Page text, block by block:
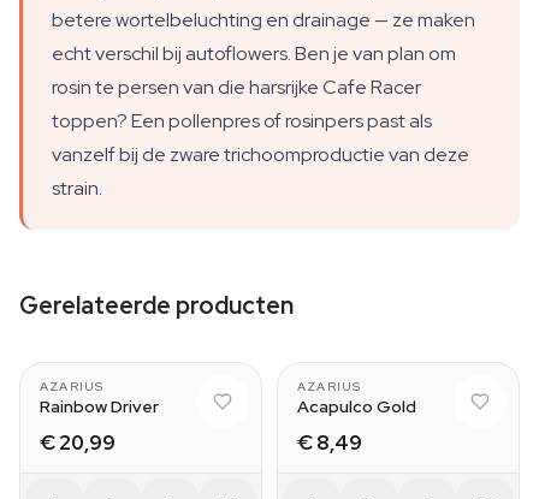
betere wortelbeluchting en drainage — ze maken
echt verschil bij autoflowers. Ben je van plan om
rosin te persen van die harsrijke Cafe Racer
toppen? Een pollenpres of rosinpers past als
vanzelf bij de zware trichoomproductie van deze
strain.
Gerelateerde producten
AZARIUS
Rainbow Driver
€ 20,99
AZARIUS
Acapulco Gold
€ 8,49